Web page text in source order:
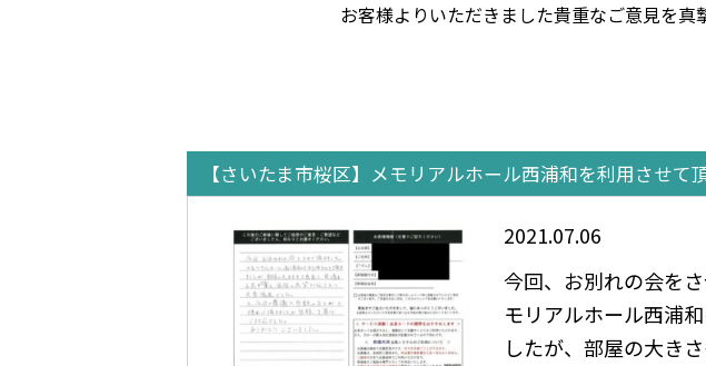
お客様よりいただきました貴重なご意見を真
【さいたま市桜区】メモリアルホール西浦和を利用させて
2021.07.06
今回、お別れの会を
モリアルホール西浦
したが、部屋の大き